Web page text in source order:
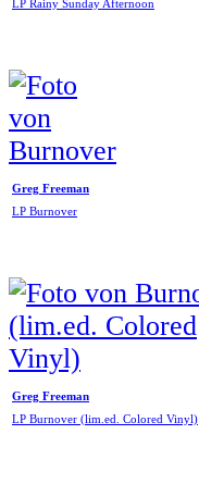
LP Rainy Sunday Afternoon
Greg Freeman
LP Burnover
Greg Freeman
LP Burnover (lim.ed. Colored Vinyl)